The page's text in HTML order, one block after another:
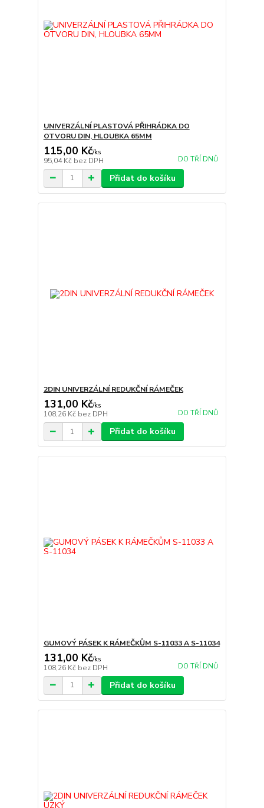
UNIVERZÁLNÍ PLASTOVÁ PŘIHRÁDKA DO
OTVORU DIN, HLOUBKA 65MM
115,00 Kč/ks
95,04 Kč bez DPH DO TŘÍ DNŮ
Přidat do košíku
2DIN UNIVERZÁLNÍ REDUKČNÍ RÁMEČEK
131,00 Kč/ks
108,26 Kč bez DPH DO TŘÍ DNŮ
Přidat do košíku
GUMOVÝ PÁSEK K RÁMEČKŮM S-11033 A S-11034
131,00 Kč/ks
108,26 Kč bez DPH DO TŘÍ DNŮ
Přidat do košíku